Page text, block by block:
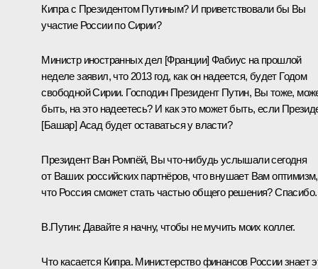
Кипра с Президентом Путиным? И приветствовали бы Вы
участие России по Сирии?
Министр иностранных дел [Франции] Фабиус на прошлой
неделе заявил, что 2013 год, как он надеется, будет Годом
свободной Сирии. Господин Президент Путин, Вы тоже,
быть, на это надеетесь? И как это может быть, если
[Башар] Асад будет оставаться у власти?
Президент Ван Ромпёй, Вы что‑нибудь услышали сегодня
от Ваших российских партнёров, что внушает Вам оптимизм,
что Россия сможет стать частью общего решения? Спасибо.
В.Путин: Давайте я начну, чтобы не мучить моих коллег.
Что касается Кипра. Министерство финансов России знает